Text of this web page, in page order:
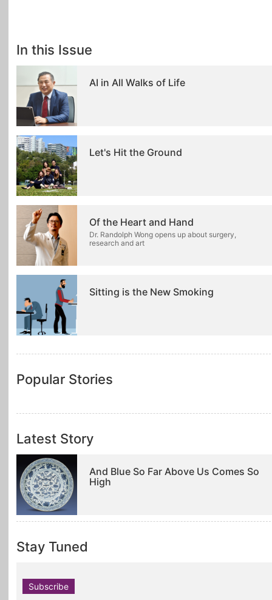
In this Issue
AI in All Walks of Life
Let's Hit the Ground
Of the Heart and Hand
Dr. Randolph Wong opens up about surgery,
research and art
Sitting is the New Smoking
Popular Stories
Latest Story
And Blue So Far Above Us Comes So
High
Stay Tuned
Subscribe